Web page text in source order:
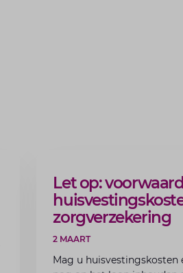
ARTIKEL
Let op:
zorgverzekering
2 MAART
Mag u huisvestingskosten